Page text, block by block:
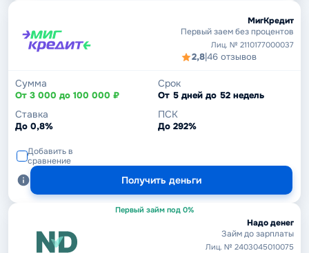
МигКредит
Первый заем без процентов
Лиц. № 2110177000037
2,8|46 отзывов
Сумма
От 3 000 до 100 000 ₽
Срок
От 5 дней до 52 недель
Ставка
До 0,8%
ПСК
До 292%
Добавить в
сравнение
Получить деньги
Первый займ под 0%
Надо денег
Займ до зарплаты
Лиц. № 2403045010075